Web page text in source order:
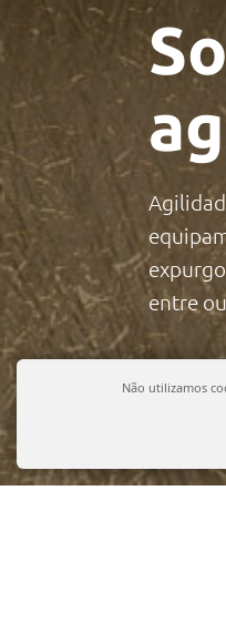
entre
Não utilizamos